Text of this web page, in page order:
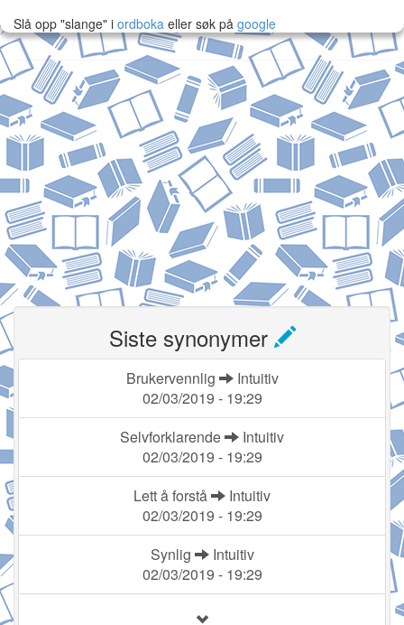
Slå opp "slange" i ordboka eller søk på google
Siste synonymer
Brukervennlig
Intuitiv
02/03/2019 - 19:29
Selvforklarende
Intuitiv
02/03/2019 - 19:29
Lett å forstå
Intuitiv
02/03/2019 - 19:29
Synlig
Intuitiv
02/03/2019 - 19:29